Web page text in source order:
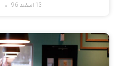
13 اسفند 96